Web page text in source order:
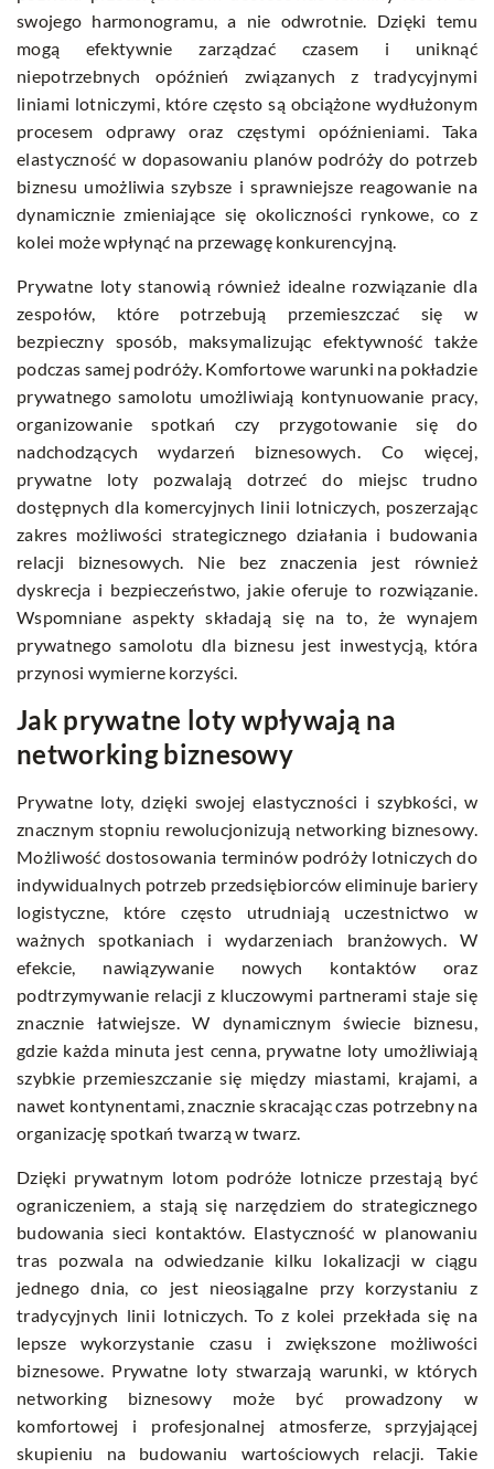
swojego harmonogramu, a nie odwrotnie. Dzięki temu
mogą efektywnie zarządzać czasem i uniknąć
niepotrzebnych opóźnień związanych z tradycyjnymi
liniami lotniczymi, które często są obciążone wydłużonym
procesem odprawy oraz częstymi opóźnieniami. Taka
elastyczność w dopasowaniu planów podróży do potrzeb
biznesu umożliwia szybsze i sprawniejsze reagowanie na
dynamicznie zmieniające się okoliczności rynkowe, co z
kolei może wpłynąć na przewagę konkurencyjną.
Prywatne loty stanowią również idealne rozwiązanie dla
zespołów, które potrzebują przemieszczać się w
bezpieczny sposób, maksymalizując efektywność także
podczas samej podróży. Komfortowe warunki na pokładzie
prywatnego samolotu umożliwiają kontynuowanie pracy,
organizowanie spotkań czy przygotowanie się do
nadchodzących wydarzeń biznesowych. Co więcej,
prywatne loty pozwalają dotrzeć do miejsc trudno
dostępnych dla komercyjnych linii lotniczych, poszerzając
zakres możliwości strategicznego działania i budowania
relacji biznesowych. Nie bez znaczenia jest również
dyskrecja i bezpieczeństwo, jakie oferuje to rozwiązanie.
Wspomniane aspekty składają się na to, że wynajem
prywatnego samolotu dla biznesu jest inwestycją, która
przynosi wymierne korzyści.
Jak prywatne loty wpływają na
networking biznesowy
Prywatne loty, dzięki swojej elastyczności i szybkości, w
znacznym stopniu rewolucjonizują networking biznesowy.
Możliwość dostosowania terminów podróży lotniczych do
indywidualnych potrzeb przedsiębiorców eliminuje bariery
logistyczne, które często utrudniają uczestnictwo w
ważnych spotkaniach i wydarzeniach branżowych. W
efekcie, nawiązywanie nowych kontaktów oraz
podtrzymywanie relacji z kluczowymi partnerami staje się
znacznie łatwiejsze. W dynamicznym świecie biznesu,
gdzie każda minuta jest cenna, prywatne loty umożliwiają
szybkie przemieszczanie się między miastami, krajami, a
nawet kontynentami, znacznie skracając czas potrzebny na
organizację spotkań twarzą w twarz.
Dzięki prywatnym lotom podróże lotnicze przestają być
ograniczeniem, a stają się narzędziem do strategicznego
budowania sieci kontaktów. Elastyczność w planowaniu
tras pozwala na odwiedzanie kilku lokalizacji w ciągu
jednego dnia, co jest nieosiągalne przy korzystaniu z
tradycyjnych linii lotniczych. To z kolei przekłada się na
lepsze wykorzystanie czasu i zwiększone możliwości
biznesowe. Prywatne loty stwarzają warunki, w których
networking biznesowy może być prowadzony w
komfortowej i profesjonalnej atmosferze, sprzyjającej
skupieniu na budowaniu wartościowych relacji. Takie